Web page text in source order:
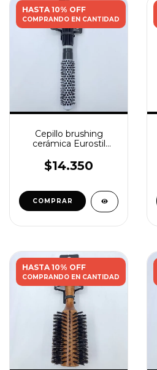
HASTA 10% OFF
COMPRANDO EN CANTIDAD
Cepillo brushing
cerámica Eurostil
$14.350
HASTA 10% OFF
COMPRANDO EN CANTIDAD